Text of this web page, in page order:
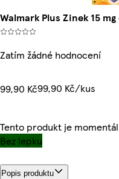
Walmark Plus Zinek 15
Zatím žádné hodnocení
99,90 Kč99,90 Kč/kus
Tento produkt je
Bez lepku
Popis produktu